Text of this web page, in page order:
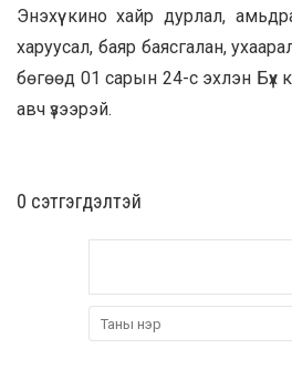
Энэхүү кино хайр дурлал,
харуусал, баяр баясгалан,
бөгөөд 01 сарын 24-с эхлэн Бүх
авч үзээрэй.
0 cэтгэгдэлтэй